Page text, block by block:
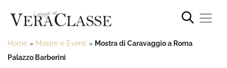
Home » Mostre e Eventi » Mostra di Caravaggio a Roma
Palazzo Barberini